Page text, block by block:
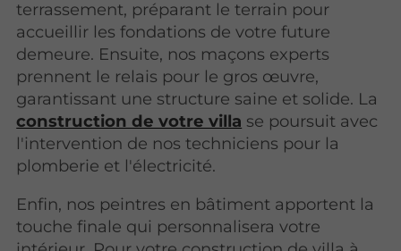
terrassement, préparant le terrain pour
accueillir les fondations de votre future
demeure. Ensuite, nos maçons experts
prennent le relais pour le gros œuvre,
garantissant une structure saine et solide. La
construction de votre villa se poursuit avec
l'intervention de nos techniciens pour la
plomberie et l'électricité.
Enfin, nos peintres en bâtiment apportent la
touche finale qui personnalisera votre